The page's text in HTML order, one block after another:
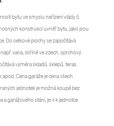
bytu ve smyslu nařízení vlády č.
konstrukcí uvnitř bytu, jako jsou
Do celkové plochy se započítává
vana, skříně ve zdech, sprchový
výměra skladů, sklepů, teras,
Cena garáže je cena všech
jednotek je možná koupě bez
a garážového stání, je-li k jednotce